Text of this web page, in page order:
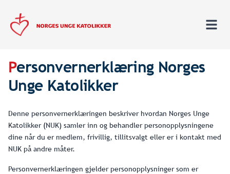
Personvernerklæring Norges
Unge Katolikker
Denne personvernerklæringen beskriver hvordan Norges Unge
Katolikker (NUK) samler inn og behandler personopplysningene
dine når du er medlem, frivillig, tillitsvalgt eller er i kontakt med
NUK på andre måter.
Personvernerklæringen gjelder personopplysninger som er